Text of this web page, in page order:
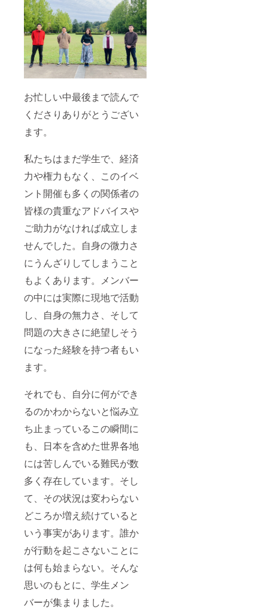
お忙しい中最後まで読んで
くださりありがとうござい
ます。
私たちはまだ学生で、経済
力や権力もなく、このイベ
ント開催も多くの関係者の
皆様の貴重なアドバイスや
ご助力がなければ成立しま
せんでした。自身の微力さ
にうんざりしてしまうこと
もよくあります。メンバー
の中には実際に現地で活動
し、自身の無力さ、そして
問題の大きさに絶望しそう
になった経験を持つ者もい
ます。
それでも、自分に何ができ
るのかわからないと悩み立
ち止まっているこの瞬間に
も、日本を含めた世界各地
には苦しんでいる難民が数
多く存在しています。そし
て、その状況は変わらない
どころか増え続けていると
いう事実があります。誰か
が行動を起こさないことに
は何も始まらない。そんな
思いのもとに、学生メン
バーが集まりました。